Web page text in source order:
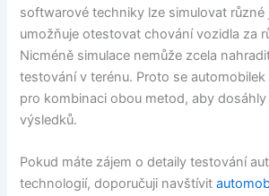
softwarové techniky lze simulovat různé
umožňuje otestovat chování vozidla za
Nicméně simulace nemůže zcela
testování v terénu. Proto se
pro kombinaci obou metod, aby
výsledků.
Pokud máte zájem o detaily testování
technologií, doporučuji navštívit